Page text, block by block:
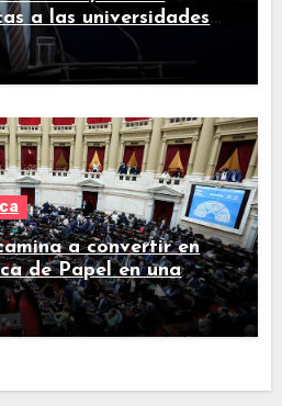
a las universidades
a convertir en
de Papel en una